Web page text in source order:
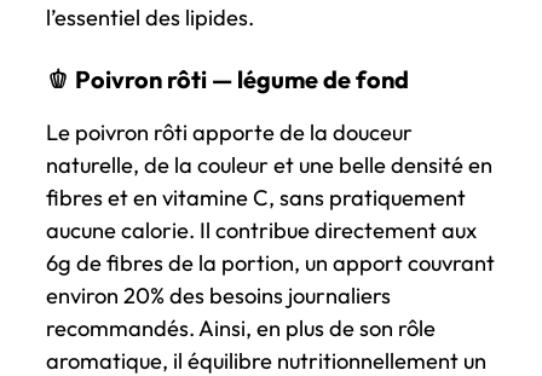
l’essentiel des lipides.
🫑 Poivron rôti — légume de fond
Le poivron rôti apporte de la douceur
naturelle, de la couleur et une belle densité en
fibres et en vitamine C, sans pratiquement
aucune calorie. Il contribue directement aux
6g de fibres de la portion, un apport couvrant
environ 20% des besoins journaliers
recommandés. Ainsi, en plus de son rôle
aromatique, il équilibre nutritionnellement un